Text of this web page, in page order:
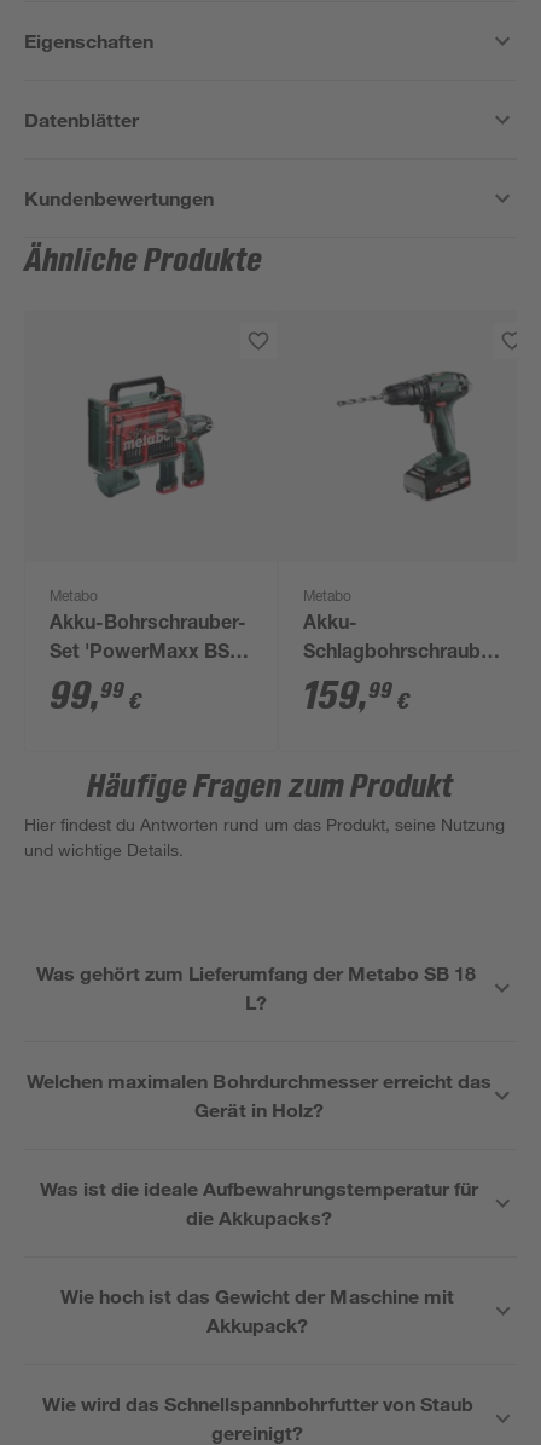
Eigenschaften
Datenblätter
Kundenbewertungen
Ähnliche Produkte
Metabo
Akku-Bohrschrauber-
Set 'PowerMaxx BS
Basic' 12 V mit 2
Akkus und Ladegerät
99,99 €
Metabo
Akku-
Schlagbohrschrauber
'SB 18' mit Akku und
Ladegerät
159,99 €
Häufige Fragen zum Produkt
Hier findest du Antworten rund um das Produkt, seine Nutzung
und wichtige Details.
Was gehört zum Lieferumfang der Metabo SB 18
L?
Welchen maximalen Bohrdurchmesser erreicht das
Gerät in Holz?
Was ist die ideale Aufbewahrungstemperatur für
die Akkupacks?
Wie hoch ist das Gewicht der Maschine mit
Akkupack?
Wie wird das Schnellspannbohrfutter von Staub
gereinigt?